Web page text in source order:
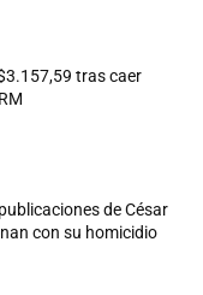
tras caer
de César
con su homicidio